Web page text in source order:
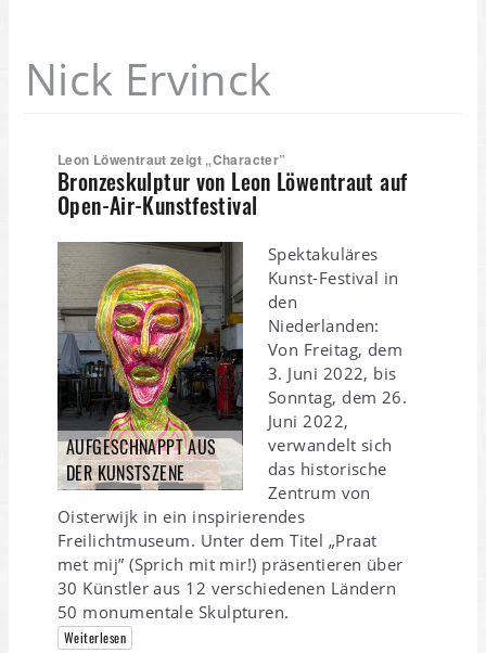
Nick Ervinck
Leon Löwentraut zeigt „Character”
Bronzeskulptur von Leon Löwentraut auf
Open-Air-Kunstfestival
AUFGESCHNAPPT AUS
DER KUNSTSZENE
Spektakuläres
Kunst-Festival in
den
Niederlanden:
Von Freitag, dem
3. Juni 2022, bis
Sonntag, dem 26.
Juni 2022,
verwandelt sich
das historische
Zentrum von
Oisterwijk in ein inspirierendes
Freilichtmuseum. Unter dem Titel „Praat
met mij” (Sprich mit mir!) präsentieren über
30 Künstler aus 12 verschiedenen Ländern
50 monumentale Skulpturen.
Weiterlesen